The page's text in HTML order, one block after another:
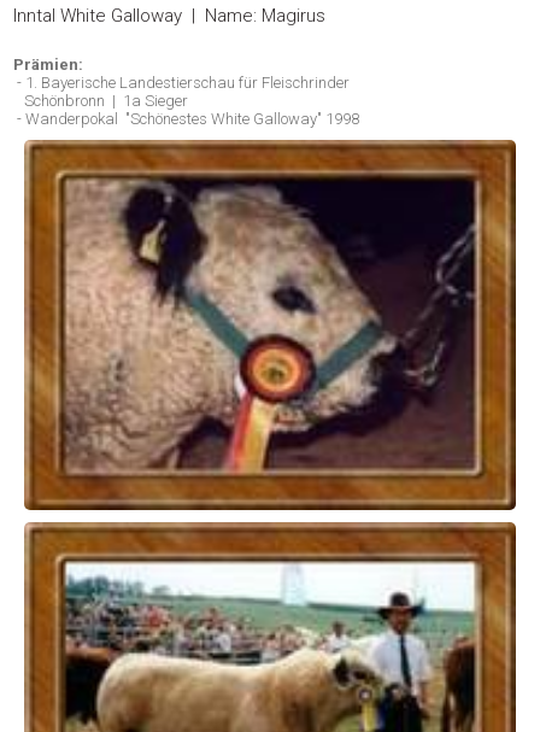
Inntal White Galloway | Name: Magirus
Prämien:
- 1. Bayerische Landestierschau für Fleischrinder
Schönbronn | 1a Sieger
- Wanderpokal "Schönestes White Galloway" 1998